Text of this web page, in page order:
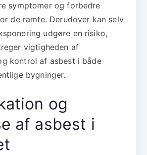
symptomer og forbedre
de ramte. Derudover kan selv
udgøre en risiko,
vigtigheden af
kontrol af asbest i både
bygninger.
og
af asbest i